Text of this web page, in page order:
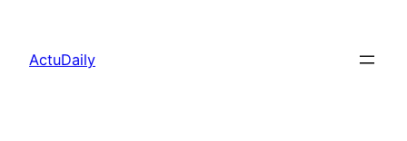
contenu
ActuDaily